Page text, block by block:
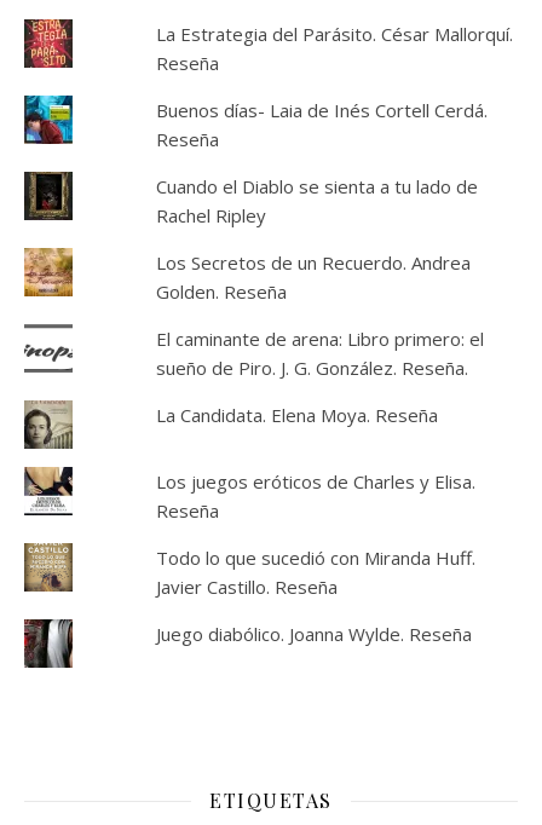
La Estrategia del Parásito. César Mallorquí.
Reseña
Buenos días- Laia de Inés Cortell Cerdá.
Reseña
Cuando el Diablo se sienta a tu lado de
Rachel Ripley
Los Secretos de un Recuerdo. Andrea
Golden. Reseña
El caminante de arena: Libro primero: el
sueño de Piro. J. G. González. Reseña.
La Candidata. Elena Moya. Reseña
Los juegos eróticos de Charles y Elisa.
Reseña
Todo lo que sucedió con Miranda Huff.
Javier Castillo. Reseña
Juego diabólico. Joanna Wylde. Reseña
ETIQUETAS